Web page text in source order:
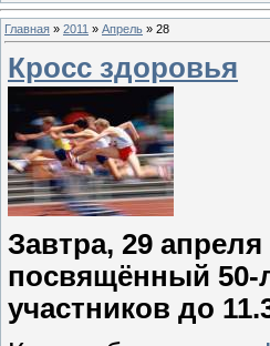
Главная » 2011 » Апрель » 28
Кросс здоровья
Завтра, 29
посвящённый 50-
участников до